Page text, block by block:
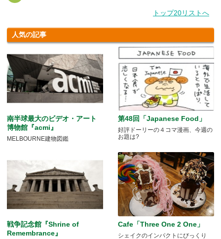
トップ20リストへ
人気の記事
南半球最大のビデオ・アート
博物館『acmi』
MELBOURNE建物図鑑
第48回「Japanese Food」
好評ドーリーの４コマ漫画、今週の
お題は?
戦争記念館『Shrine of
Remembrance』
Cafe「Three One 2 One」
シェイクのインパクトにびっくり